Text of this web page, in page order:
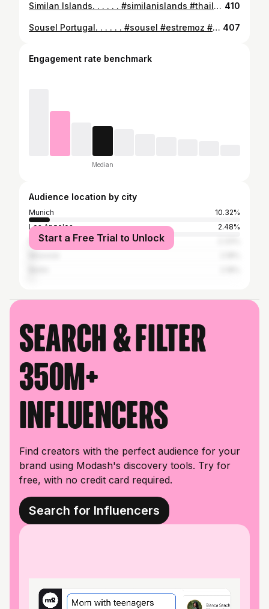
Similan Islands. . . . . . #similanislands #thailand #phuket #thai #holiday # #travel #instatravel #travelgram #tourism #instago #travelblogger #ilovetravel #instatravelling #instavacation #instapassport #postcardsfromtheworld #traveldeeper #travelstroke #travelling #trip #traveltheworld #travelblog #travelpics #travelphoto #travelingram #amazing #arountheworld #worldcaptures #worldplaces 410
Sousel Portugal. . . . . . #sousel #estremoz #nofilter #travel #instatravel #travelgram #tourism #instago #travelblogger #ilovetravel #instatravelling #instavacation #instapassport #postcardsfromtheworld #traveldeeper #travelstroke #travelling #trip #traveltheworld #travelblog #travelpics #travelphoto #travelingram #amazing #arountheworld #worldcaptures #worldplaces 407
Engagement rate benchmark
Median
Audience location by city
Munich
10.32%
Los Angeles
2.48%
New York City
Start a Free Trial to Unlock
Search & filter
350M+
influencers
Find creators with the perfect audience for your
brand using Modash's discovery tools. Try for
free, with no credit card required.
Search for Influencers